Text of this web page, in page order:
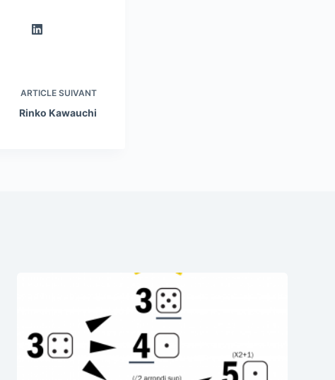
ARTICLE SUIVANT
Rinko Kawauchi